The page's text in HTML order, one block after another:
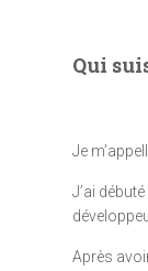
Qui
Je
J’ai
Après